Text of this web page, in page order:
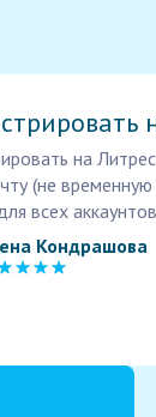
на
(не временную
всех
Кондрашова